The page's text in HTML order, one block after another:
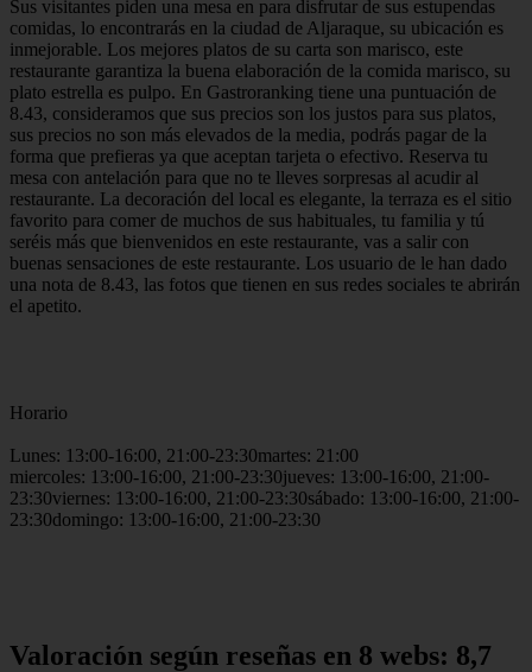
Sus visitantes piden una mesa en para disfrutar de sus estupendas
comidas, lo encontrarás en la ciudad de Aljaraque, su ubicación es
inmejorable. Los mejores platos de su carta son marisco, este
restaurante garantiza la buena elaboración de la comida marisco, su
plato estrella es pulpo. En Gastroranking tiene una puntuación de
8.43, consideramos que sus precios son los justos para sus platos,
sus precios no son más elevados de la media, podrás pagar de la
forma que prefieras ya que aceptan tarjeta o efectivo. Reserva tu
mesa con antelación para que no te lleves sorpresas al acudir al
restaurante. La decoración del local es elegante, la terraza es el sitio
favorito para comer de muchos de sus habituales, tu familia y tú
seréis más que bienvenidos en este restaurante, vas a salir con
buenas sensaciones de este restaurante. Los usuario de le han dado
una nota de 8.43, las fotos que tienen en sus redes sociales te abrirán
el apetito.
Horario
Lunes: 13:00-16:00, 21:00-23:30martes: 21:00
miercoles: 13:00-16:00, 21:00-23:30jueves: 13:00-16:00, 21:00-
23:30viernes: 13:00-16:00, 21:00-23:30sábado: 13:00-16:00, 21:00-
23:30domingo: 13:00-16:00, 21:00-23:30
Valoración según reseñas en 8 webs: 8,7